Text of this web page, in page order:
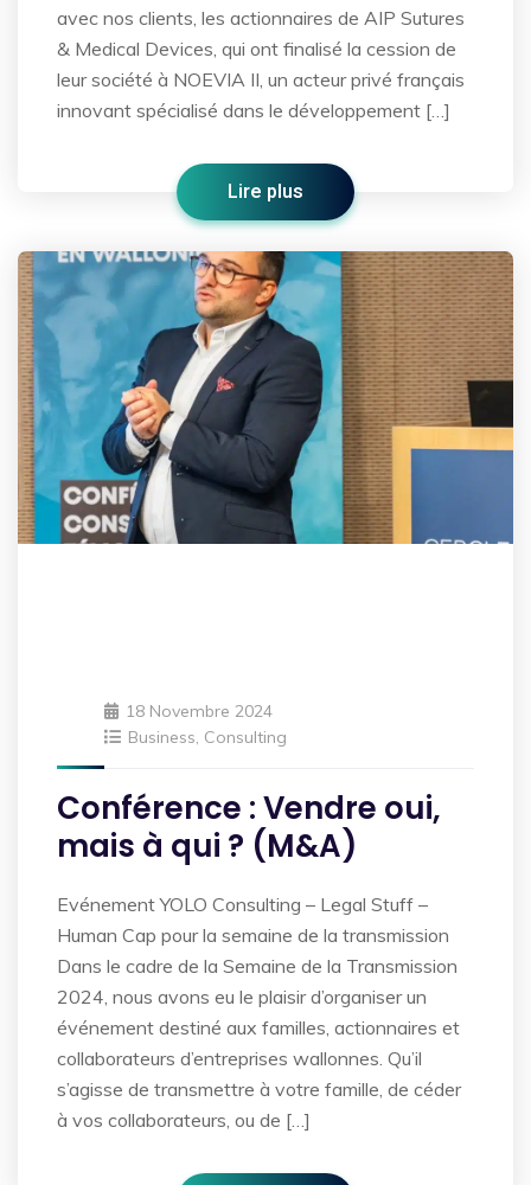
avec nos clients, les actionnaires de AIP Sutures
& Medical Devices, qui ont finalisé la cession de
leur société à NOEVIA II, un acteur privé français
innovant spécialisé dans le développement […]
Lire plus
18 Novembre 2024
Business, Consulting
Conférence : Vendre oui,
mais à qui ? (M&A)
Evénement YOLO Consulting – Legal Stuff –
Human Cap pour la semaine de la transmission
Dans le cadre de la Semaine de la Transmission
2024, nous avons eu le plaisir d’organiser un
événement destiné aux familles, actionnaires et
collaborateurs d’entreprises wallonnes. Qu’il
s’agisse de transmettre à votre famille, de céder
à vos collaborateurs, ou de […]